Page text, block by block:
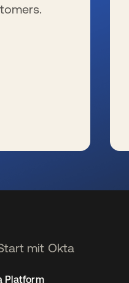
mit Okta
Platform